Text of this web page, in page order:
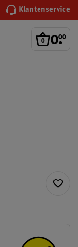
Klantenservice
0.
00